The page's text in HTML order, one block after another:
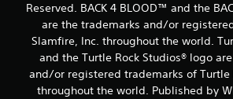
Reserved. BACK 4 BLOOD™ and the
are the trademarks and/or
Slamfire, Inc. throughout the world.
and the Turtle Rock Studios® logo
and/or registered trademarks of Turtle
throughout the world. Published by